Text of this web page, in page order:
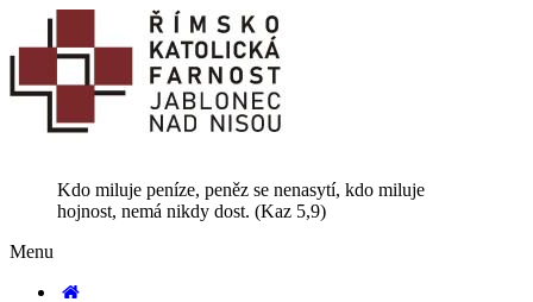
Kdo miluje peníze, peněz se nenasytí, kdo miluje
hojnost, nemá nikdy dost. (Kaz 5,9)
Menu